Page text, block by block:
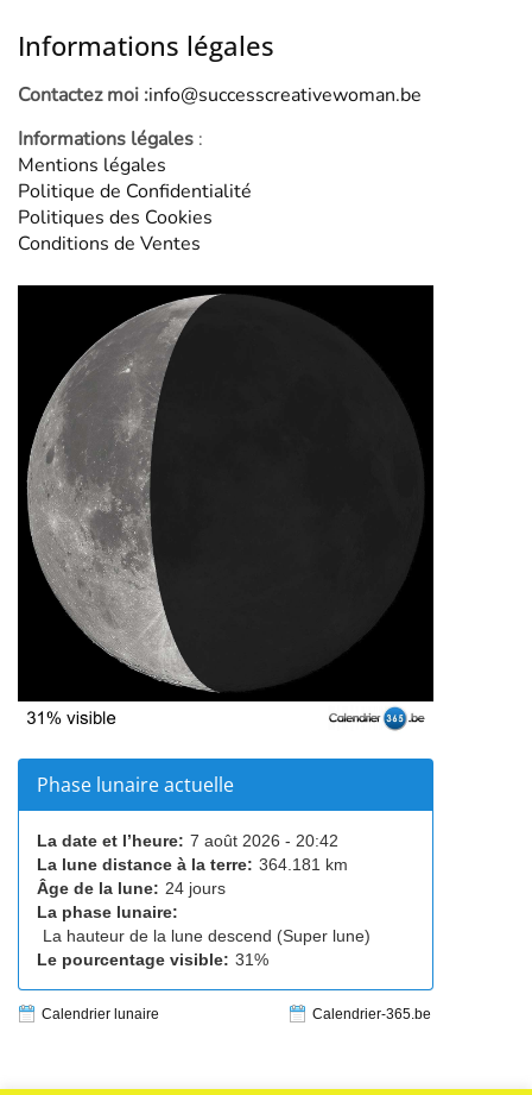
Informations légales
Contactez moi :info@successcreativewoman.be
Informations légales :
Mentions légales
Politique de Confidentialité
Politiques des Cookies
Conditions de Ventes
Phase lunaire actuelle
La date et l’heure: 7 août 2026 - 20:42
La lune distance à la terre: 364.181 km
Âge de la lune: 24 jours
La phase lunaire:
La hauteur de la lune descend (Super lune)
Le pourcentage visible: 31%
Calendrier lunaire Calendrier-365.be